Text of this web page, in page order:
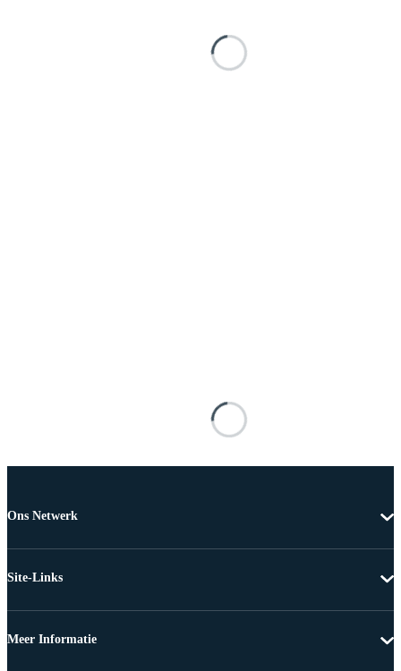
Ons Netwerk
Site-Links
Meer Informatie